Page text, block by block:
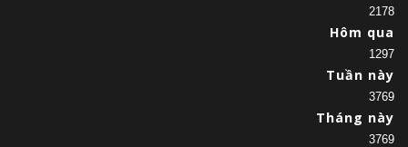
2178
Hôm qua
1297
Tuần này
3769
Tháng này
3769